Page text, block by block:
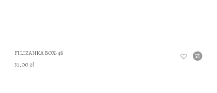
FILIZANKA BOX-48
31,00 zł